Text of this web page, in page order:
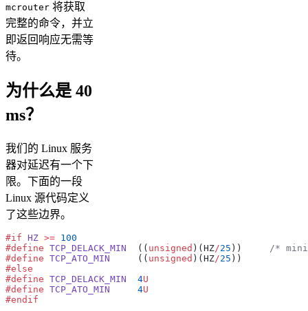
mcrouter 将获取
完整的命令，并立
即返回响应无需等
待。
为什么是 40
ms？
我们的 Linux 服务
器对延迟有一个下
限。下面的一段
Linux 源代码定义
了这些边界。
#if HZ >= 100
#define TCP_DELACK_MIN
	((
unsigned )(HZ/25 ))
/*
#define TCP_ATO_MIN
	((
unsigned )(HZ/25 ))
#else
#define TCP_DELACK_MIN
	4
U
#define TCP_ATO_MIN
	4
U
#endif